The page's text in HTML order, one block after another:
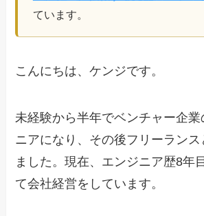
ています。
こんにちは、ケンジです。
未経験から半年でベンチャー企
ニアになり、その後フリーランス
ました。現在、エンジニア歴8年
て会社経営をしています。